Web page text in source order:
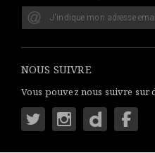
NOUS SUIVRE
Vous pouvez nous suivre sur